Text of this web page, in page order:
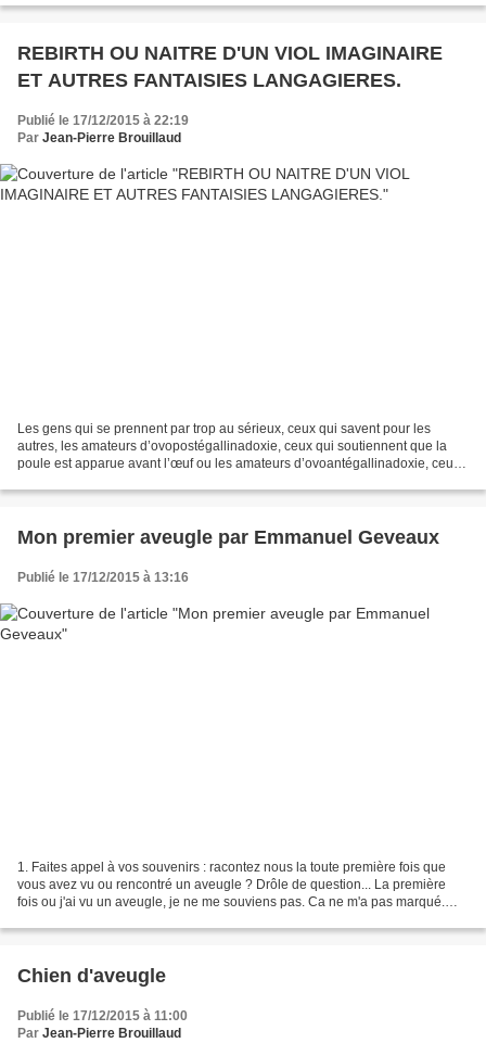
REBIRTH OU NAITRE D'UN VIOL IMAGINAIRE
ET AUTRES FANTAISIES LANGAGIERES.
Publié le 17/12/2015 à 22:19
Par Jean-Pierre Brouillaud
Les gens qui se prennent par trop au sérieux, ceux qui savent pour les
autres, les amateurs d’ovopostégallinadoxie, ceux qui soutiennent que la
poule est apparue avant l’œuf ou les amateurs d’ovoantégallinadoxie, ceux
Mon premier aveugle par Emmanuel Geveaux
Publié le 17/12/2015 à 13:16
1. Faites appel à vos souvenirs : racontez nous la toute première fois que
vous avez vu ou rencontré un aveugle ? Drôle de question... La première
fois ou j'ai vu un aveugle, je ne me souviens pas. Ca ne m'a pas marqué.
Chien d'aveugle
Publié le 17/12/2015 à 11:00
Par Jean-Pierre Brouillaud